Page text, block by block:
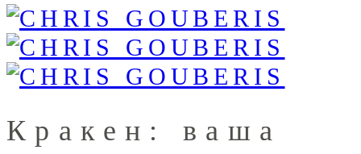
Кракен: ваша